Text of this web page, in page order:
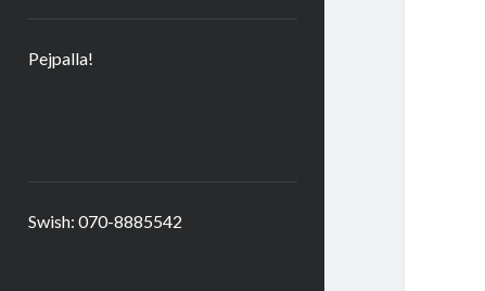
Pejpalla!
Swish: 070-8885542